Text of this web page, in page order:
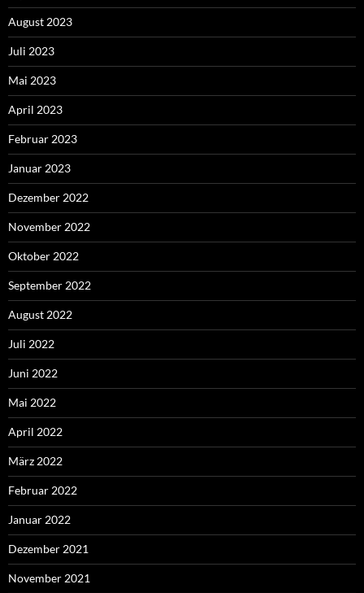
August 2023
Juli 2023
Mai 2023
April 2023
Februar 2023
Januar 2023
Dezember 2022
November 2022
Oktober 2022
September 2022
August 2022
Juli 2022
Juni 2022
Mai 2022
April 2022
März 2022
Februar 2022
Januar 2022
Dezember 2021
November 2021